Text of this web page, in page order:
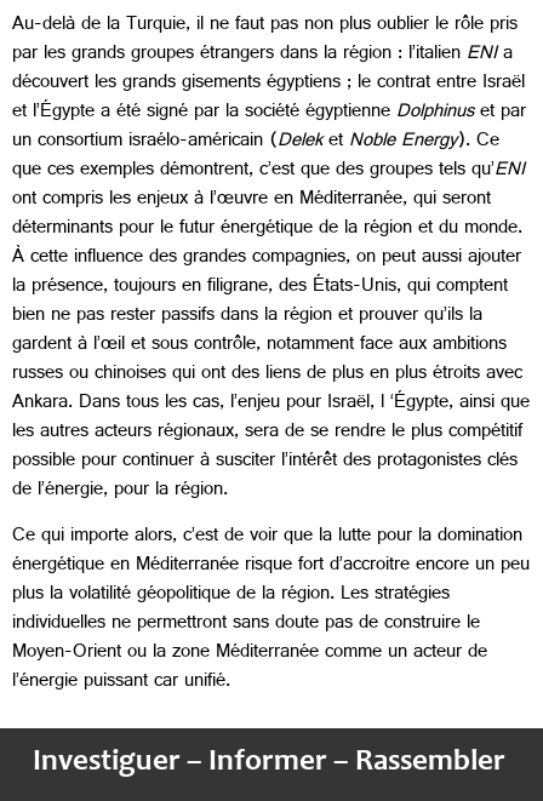
Au-delà de la Turquie, il ne faut pas non plus oublier le rôle pris
par les grands groupes étrangers dans la région : l’italienENIa
découvert les grands gisements égyptiens ; le contrat entre Israël
et l’Égypte a été signé par la société égyptienneDolphinuset par
un consortium israélo-américain (DeleketNoble Energy). Ce
que ces exemples démontrent, c’est que des groupes tels qu’ENI
ont compris les enjeux à l’œuvre en Méditerranée, qui seront
déterminants pour le futur énergétique de la région et du monde.
À cette influence des grandes compagnies, on peut aussi ajouter
la présence, toujours en filigrane, des États-Unis, qui comptent
bien ne pas rester passifs dans la région et prouver qu’ils la
gardent à l’œil et sous contrôle, notamment face aux ambitions
russes ou chinoises qui ont des liens de plus en plus étroits avec
Ankara. Dans tous les cas, l’enjeu pour Israël, l ‘Égypte, ainsi que
les autres acteurs régionaux, sera de se rendre le plus compétitif
possible pour continuer à susciter l’intérêt des protagonistes clés
de l’énergie, pour la région.
Ce qui importe alors, c’est de voir que la lutte pour la domination
énergétique en Méditerranée risque fort d’accroitre encore un peu
plus la volatilité géopolitique de la région. Les stratégies
individuelles ne permettront sans doute pas de construire le
Moyen-Orient ou la zone Méditerranée comme un acteur de
l’énergie puissant car unifié.
Investiguer – Informer – Rassembler